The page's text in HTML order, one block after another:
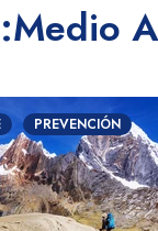
PREVENCIÓN